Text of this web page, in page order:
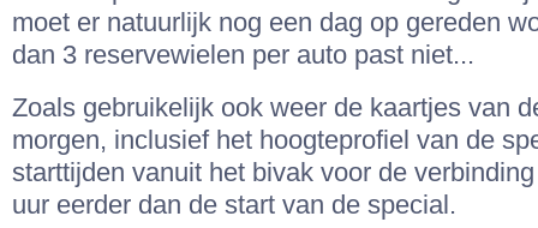
moet er natuurlijk nog een dag op gereden
dan 3 reservewielen per auto past niet...
Zoals gebruikelijk ook weer de kaartjes van
morgen, inclusief het hoogteprofiel van de
starttijden vanuit het bivak voor de
uur eerder dan de start van de special.